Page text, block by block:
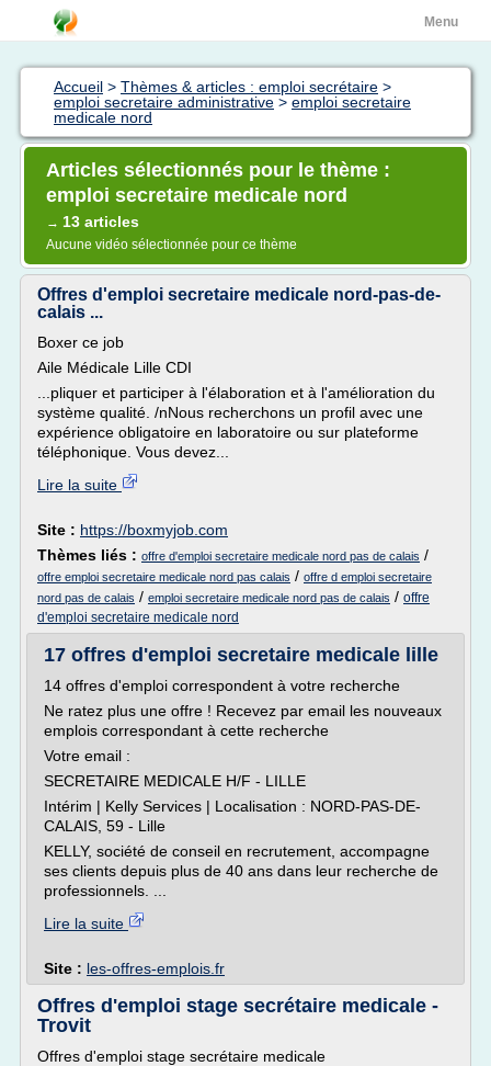
Menu
Accueil > Thèmes & articles : emploi secrétaire >
emploi secretaire administrative > emploi secretaire
medicale nord
Articles sélectionnés pour le thème :
emploi secretaire medicale nord
→ 13 articles
Aucune vidéo sélectionnée pour ce thème
Offres d'emploi secretaire medicale nord-pas-de-
calais ...
Boxer ce job
Aile Médicale Lille CDI
...pliquer et participer à l'élaboration et à l'amélioration du
système qualité. /nNous recherchons un profil avec une
expérience obligatoire en laboratoire ou sur plateforme
téléphonique. Vous devez...
Lire la suite
Site : https://boxmyjob.com
Thèmes liés : offre d'emploi secretaire medicale nord pas de calais /
offre emploi secretaire medicale nord pas calais / offre d emploi secretaire
nord pas de calais / emploi secretaire medicale nord pas de calais / offre
d'emploi secretaire medicale nord
17 offres d'emploi secretaire medicale lille
14 offres d'emploi correspondent à votre recherche
Ne ratez plus une offre ! Recevez par email les nouveaux
emplois correspondant à cette recherche
Votre email :
SECRETAIRE MEDICALE H/F - LILLE
Intérim | Kelly Services | Localisation : NORD-PAS-DE-
CALAIS, 59 - Lille
KELLY, société de conseil en recrutement, accompagne
ses clients depuis plus de 40 ans dans leur recherche de
professionnels. ...
Lire la suite
Site : les-offres-emplois.fr
Offres d'emploi stage secrétaire medicale -
Trovit
Offres d'emploi stage secrétaire medicale